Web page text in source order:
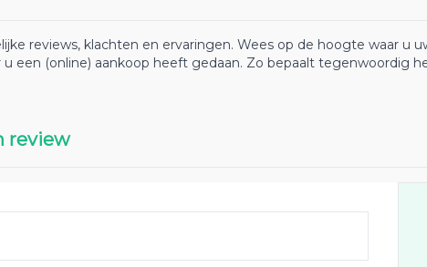
reviews, klachten en ervaringen. Wees op de hoogte waar u
u een (online) aankoop heeft gedaan. Zo bepaalt tegenwoordig
review